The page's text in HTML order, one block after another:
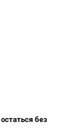
без